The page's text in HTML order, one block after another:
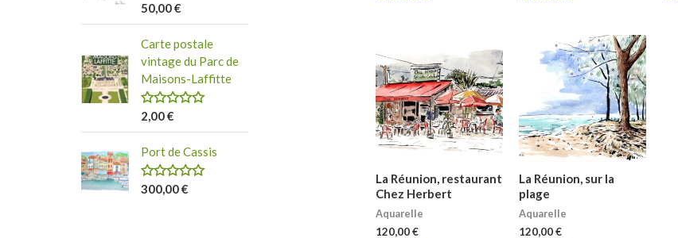
5
N
e
s
u
r
5
50,00€
Carte postale
vintage du Parc de
Maisons-Laffitte
N
e
0
s
u
2,00€
Port de Cassis
N
300,00€
La Réunion, restaurant
Chez Herbert
Aquarelle
120,00€
La Réunion, sur la
plage
Aquarelle
120,00€